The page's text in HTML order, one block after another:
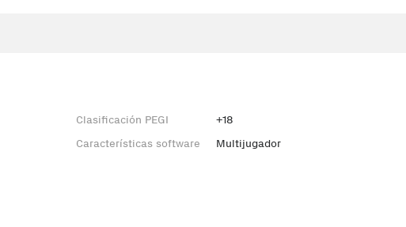
Clasificación PEGI
+18
Características software
Multijugador